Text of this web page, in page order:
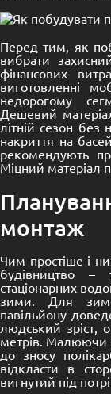
Перед тим, як
вибрати
фінансових
виготовленні
недорогому
Дешевий
літній сезон без
накриття на
рекомендують
Міцний матеріал
монтаж
Чим простіше і
будівництво –
стаціонарних
зими. Для
павільйону
людський зріст,
метрів. Малюючи
до зносу
відкласти в
вигнутий під